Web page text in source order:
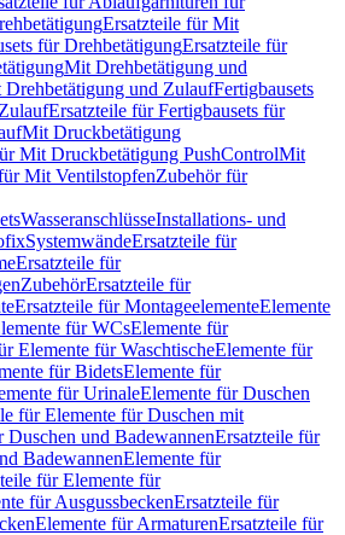
Ersatzteile für Mit
für DrehbetätigungErsatzteile für
Mit Drehbetätigung und
und ZulaufFertigbausets
Ersatzteile für Fertigbausets für
Mit Druckbetätigung
Mit Druckbetätigung PushControlMit
Mit VentilstopfenZubehör für
WasseranschlüsseInstallations- und
SystemwändeErsatzteile für
Ersatzteile für
ZubehörErsatzteile für
Ersatzteile für MontageelementeElemente
für WCsElemente für
Elemente für WaschtischeElemente für
für BidetsElemente für
für UrinaleElemente für Duschen
für Elemente für Duschen mit
Duschen und BadewannenErsatzteile für
BadewannenElemente für
für Elemente für
für AusgussbeckenErsatzteile für
Elemente für ArmaturenErsatzteile für